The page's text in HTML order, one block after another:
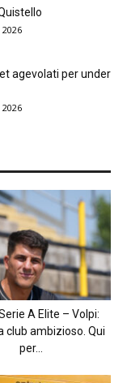
agevolati per under
A Elite – Volpi:
club ambizioso. Qui
per...